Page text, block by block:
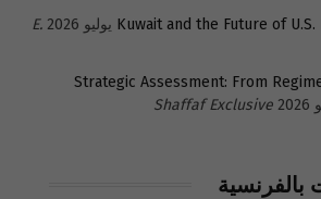
Kuwait and the Future of
E.
Strategic Assessment: From
Shaffaf Exclusive
بالفرنسية